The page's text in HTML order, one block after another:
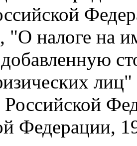
"О налоге на
добавленную
Российской
Федерации,